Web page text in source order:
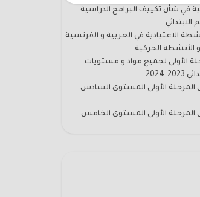
في شأن تكييف البرامج الدراسية –
الاعتيادية في العربية و الفرنسية
الأنشطة الحركية
الأولى لجميع مواد و مستويات
2024
الأولى المستوى السادس
الأولى المستوى الخامس